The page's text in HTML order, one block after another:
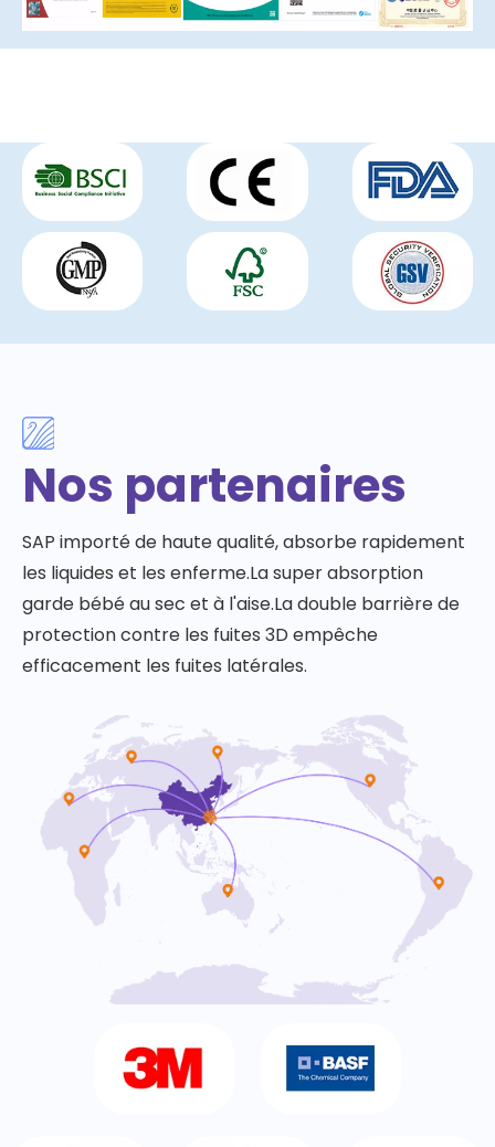
Nos partenaires
SAP importé de haute qualité, absorbe rapidement
les liquides et les enferme.La super absorption
garde bébé au sec et à l'aise.La double barrière de
protection contre les fuites 3D empêche
efficacement les fuites latérales.